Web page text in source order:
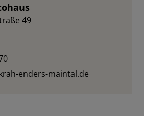
49
enders-maintal.de